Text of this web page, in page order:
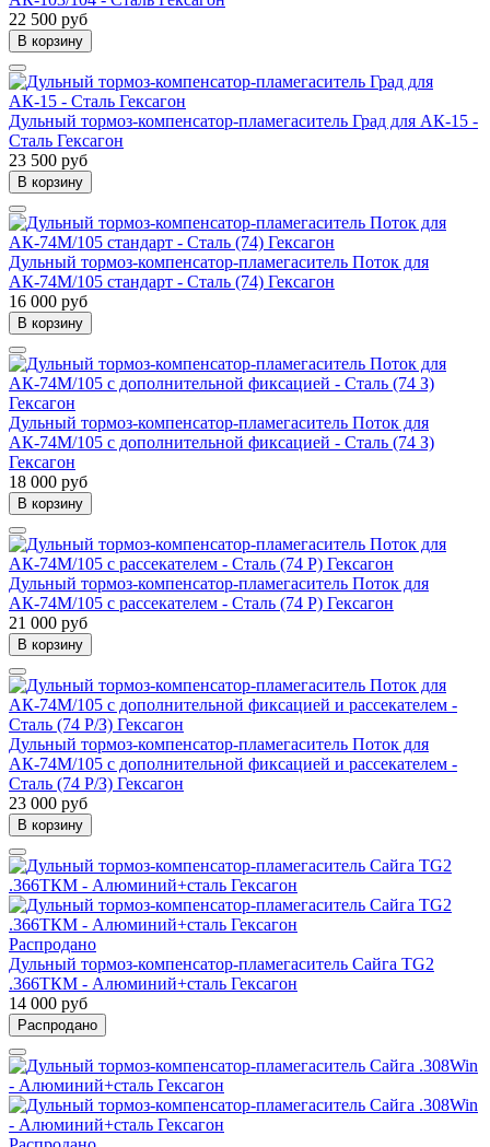
22 500 руб
В корзину
Дульный тормоз-компенсатор-пламегаситель Град для АК-15 -
Сталь Гексагон
23 500 руб
В корзину
Дульный тормоз-компенсатор-пламегаситель Поток для
АК-74М/105 стандарт - Сталь (74) Гексагон
16 000 руб
В корзину
Дульный тормоз-компенсатор-пламегаситель Поток для
АК-74М/105 с дополнительной фиксацией - Сталь (74 З)
Гексагон
18 000 руб
В корзину
Дульный тормоз-компенсатор-пламегаситель Поток для
АК-74М/105 с рассекателем - Сталь (74 Р) Гексагон
21 000 руб
В корзину
Дульный тормоз-компенсатор-пламегаситель Поток для
АК-74М/105 с дополнительной фиксацией и рассекателем -
Сталь (74 Р/З) Гексагон
23 000 руб
В корзину
Распродано
Дульный тормоз-компенсатор-пламегаситель Сайга TG2
.366ТКМ - Алюминий+сталь Гексагон
14 000 руб
Распродано